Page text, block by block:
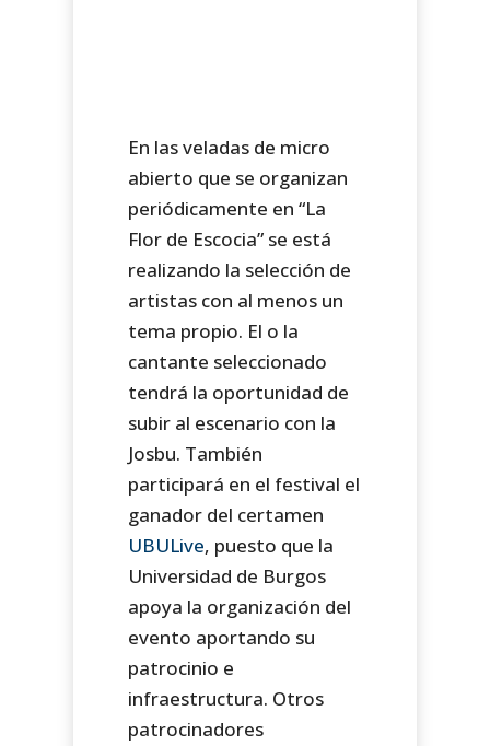
En las veladas de micro
abierto que se organizan
periódicamente en “La
Flor de Escocia” se está
realizando la selección de
artistas con al menos un
tema propio. El o la
cantante seleccionado
tendrá la oportunidad de
subir al escenario con la
Josbu. También
participará en el festival el
ganador del certamen
UBULive, puesto que la
Universidad de Burgos
apoya la organización del
evento aportando su
patrocinio e
infraestructura. Otros
patrocinadores